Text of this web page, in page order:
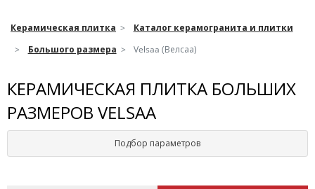
Керамическая плитка
Каталог керамогранита и плитки
Большого размера
Velsaa (Велсаа)
КЕРАМИЧЕСКАЯ ПЛИТКА БОЛЬШИХ
РАЗМЕРОВ VELSAA
Подбор параметров